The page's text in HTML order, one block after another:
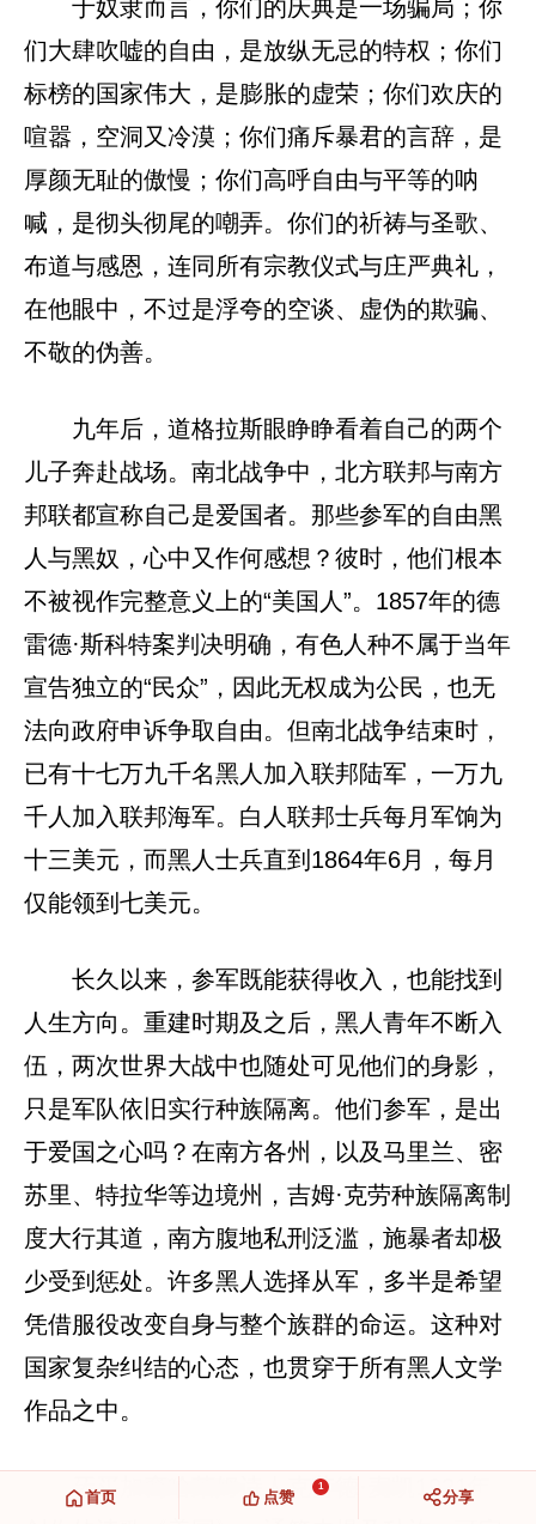
于奴隶而言，你们的庆典是一场骗局；你
们大肆吹嘘的自由，是放纵无忌的特权；你们
标榜的国家伟大，是膨胀的虚荣；你们欢庆的
喧嚣，空洞又冷漠；你们痛斥暴君的言辞，是
厚颜无耻的傲慢；你们高呼自由与平等的呐
喊，是彻头彻尾的嘲弄。你们的祈祷与圣歌、
布道与感恩，连同所有宗教仪式与庄严典礼，
在他眼中，不过是浮夸的空谈、虚伪的欺骗、
不敬的伪善。
九年后，道格拉斯眼睁睁看着自己的两个
儿子奔赴战场。南北战争中，北方联邦与南方
邦联都宣称自己是爱国者。那些参军的自由黑
人与黑奴，心中又作何感想？彼时，他们根本
不被视作完整意义上的“美国人”。1857年的德
雷德·斯科特案判决明确，有色人种不属于当年
宣告独立的“民众”，因此无权成为公民，也无
法向政府申诉争取自由。但南北战争结束时，
已有十七万九千名黑人加入联邦陆军，一万九
千人加入联邦海军。白人联邦士兵每月军饷为
十三美元，而黑人士兵直到1864年6月，每月
仅能领到七美元。
长久以来，参军既能获得收入，也能找到
人生方向。重建时期及之后，黑人青年不断入
伍，两次世界大战中也随处可见他们的身影，
只是军队依旧实行种族隔离。他们参军，是出
于爱国之心吗？在南方各州，以及马里兰、密
苏里、特拉华等边境州，吉姆·克劳种族隔离制
度大行其道，南方腹地私刑泛滥，施暴者却极
少受到惩处。许多黑人选择从军，多半是希望
凭借服役改变自身与整个族群的命运。这种对
国家复杂纠结的心态，也贯穿于所有黑人文学
作品之中。
牙买加裔哈莱姆诗人克劳德·麦凯1921年
首页
1
点赞 分享